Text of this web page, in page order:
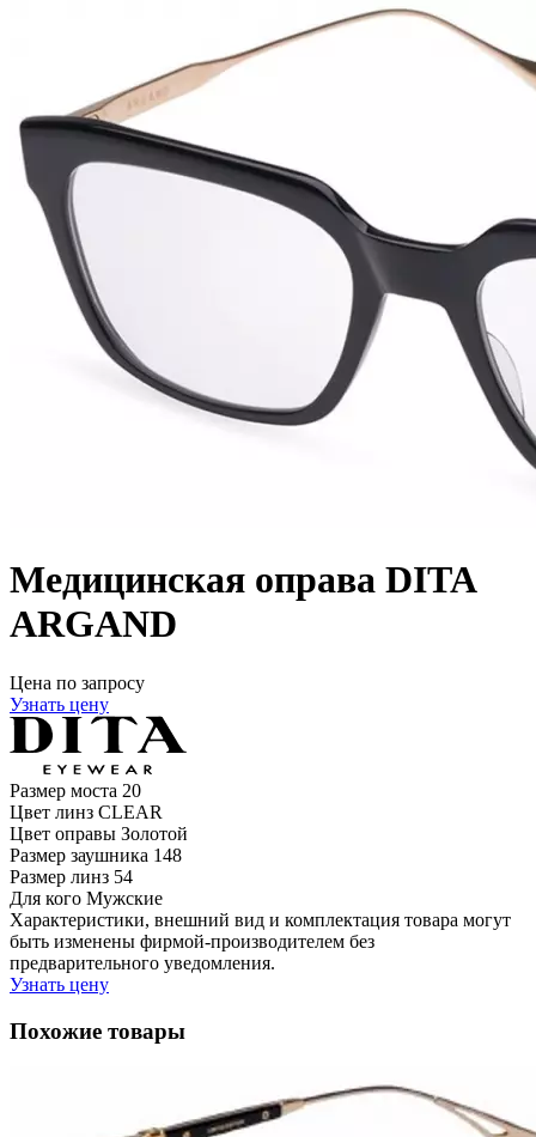
Медицинская оправа DITA
ARGAND
Цена по запросу
Узнать цену
Размер моста 20
Цвет линз CLEAR
Цвет оправы Золотой
Размер заушника 148
Размер линз 54
Для кого Мужские
Характеристики, внешний вид и комплектация товара могут
быть изменены фирмой-производителем без
предварительного уведомления.
Узнать цену
Похожие товары